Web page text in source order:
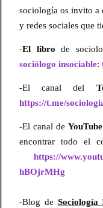
sociología os invito a
y redes sociales que
-El libro de
sociólogo insociable:
-El canal del
https://t.me/
-El canal de YouTube
encontrar todo el
https://
hBOjrMHg
-Blog de Sociología